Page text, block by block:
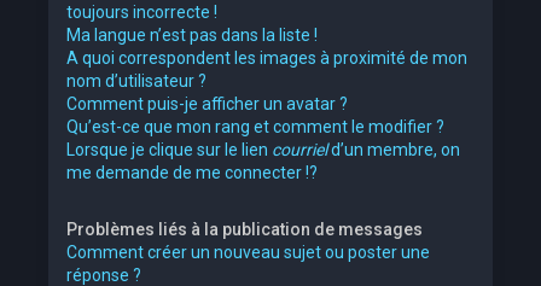
toujours incorrecte !
Ma langue n’est pas dans la liste !
A quoi correspondent les images à proximité de mon
nom d’utilisateur ?
Comment puis-je afficher un avatar ?
Qu’est-ce que mon rang et comment le modifier ?
Lorsque je clique sur le lien courrield’un membre, on
me demande de me connecter !?
Problèmes liés à la publication de messages
Comment créer un nouveau sujet ou poster une
réponse ?